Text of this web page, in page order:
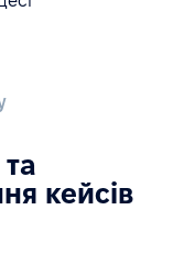
кейсів